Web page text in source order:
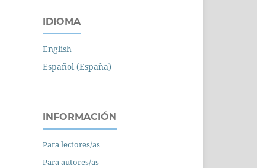
IDIOMA
English
Español (España)
INFORMACIÓN
Para lectores/as
Para autores/as